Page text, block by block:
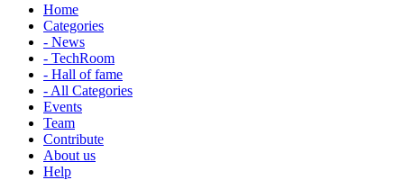
Home
Categories
- News
- TechRoom
- Hall of fame
- All Categories
Events
Team
Contribute
About us
Help